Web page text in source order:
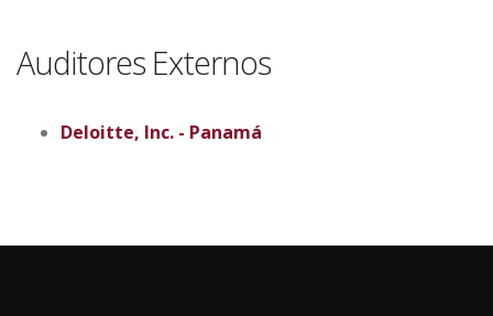
Auditores Externos
Deloitte, Inc. - Panamá